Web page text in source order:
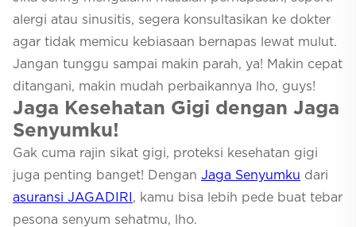
alergi atau sinusitis, segera konsultasikan ke dokter
agar tidak memicu kebiasaan bernapas lewat mulut.
Jangan tunggu sampai makin parah, ya! Makin cepat
ditangani, makin mudah perbaikannya lho, guys!
Jaga Kesehatan Gigi dengan Jaga
Senyumku!
Gak cuma rajin sikat gigi, proteksi kesehatan gigi
juga penting banget! Dengan Jaga Senyumku dari
asuransi JAGADIRI , kamu bisa lebih pede buat tebar
pesona senyum sehatmu, lho.